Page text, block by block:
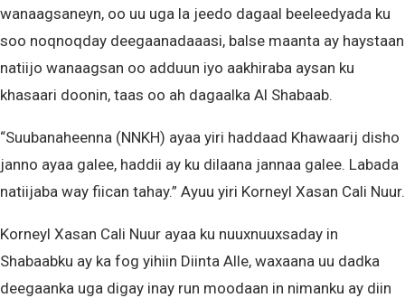
wanaagsaneyn, oo uu uga la jeedo dagaal beeleedyada ku
soo noqnoqday deegaanadaaasi, balse maanta ay haystaan
natiijo wanaagsan oo adduun iyo aakhiraba aysan ku
khasaari doonin, taas oo ah dagaalka Al Shabaab.
“Suubanaheenna (NNKH) ayaa yiri haddaad Khawaarij disho
janno ayaa galee, haddii ay ku dilaana jannaa galee. Labada
natiijaba way fiican tahay.” Ayuu yiri Korneyl Xasan Cali Nuur.
Korneyl Xasan Cali Nuur ayaa ku nuuxnuuxsaday in
Shabaabku ay ka fog yihiin Diinta Alle, waxaana uu dadka
deegaanka uga digay inay run moodaan in nimanku ay diin